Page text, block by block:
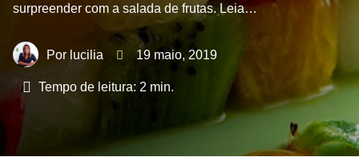
surpreender com a salada de frutas. Leia…
lucilia 19 maio, 2019
Tempo de leitura: 2 min.